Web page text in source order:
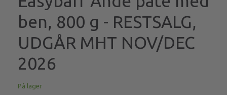
ben, 800 g - RESTSALG,
UDGÅR MHT NOV/DEC
2026
På lager